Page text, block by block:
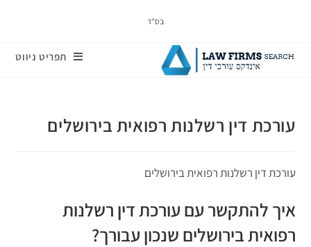
בס"ד
תפריט ניווט
עורכת דין רשלנות רפואית בירושלים
עורכת דין רשלנות רפואית בירושלים
איך להתקשר עם עורכת דין רשלנות
רפואית בירושלים שנכון עבורך?